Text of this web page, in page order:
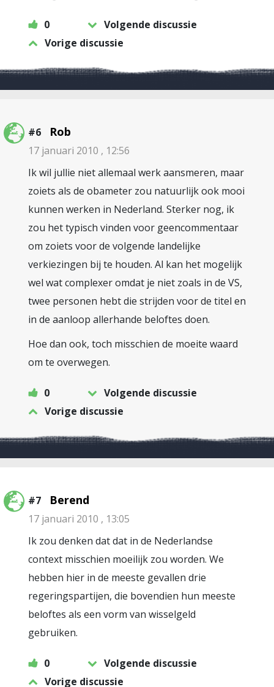
0
Volgende discussie
Vorige discussie
#6 Rob
17 januari 2010 , 12:56
Ik wil jullie niet allemaal werk aansmeren, maar
zoiets als de obameter zou natuurlijk ook mooi
kunnen werken in Nederland. Sterker nog, ik
zou het typisch vinden voor geencommentaar
om zoiets voor de volgende landelijke
verkiezingen bij te houden. Al kan het mogelijk
wel wat complexer omdat je niet zoals in de VS,
twee personen hebt die strijden voor de titel en
in de aanloop allerhande beloftes doen.
Hoe dan ook, toch misschien de moeite waard
om te overwegen.
0
Volgende discussie
Vorige discussie
#7 Berend
17 januari 2010 , 13:05
Ik zou denken dat dat in de Nederlandse
context misschien moeilijk zou worden. We
hebben hier in de meeste gevallen drie
regeringspartijen, die bovendien hun meeste
beloftes als een vorm van wisselgeld
gebruiken.
0
Volgende discussie
Vorige discussie